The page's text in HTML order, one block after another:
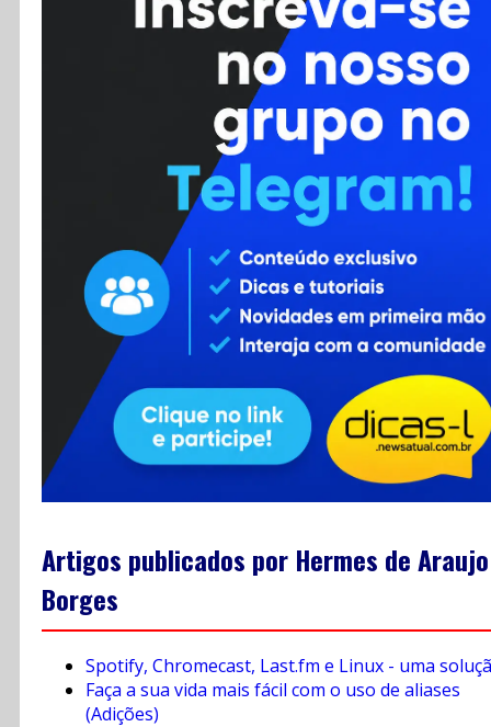
Cursos
Enviar Dica
Contato
RSS
Artigos publicados por Hermes de Araujo
Borges
Spotify, Chromecast, Last.fm e Linux - uma
Faça a sua vida mais fácil com o uso de aliases
(Adições)